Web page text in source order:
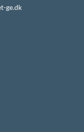
ge.dk